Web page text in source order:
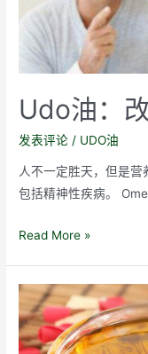
力，
Udo油：
发表评论 / UDO油
人不一定胜天，但是营
包括精神性疾病。
Udo
抑
郁
Read More »